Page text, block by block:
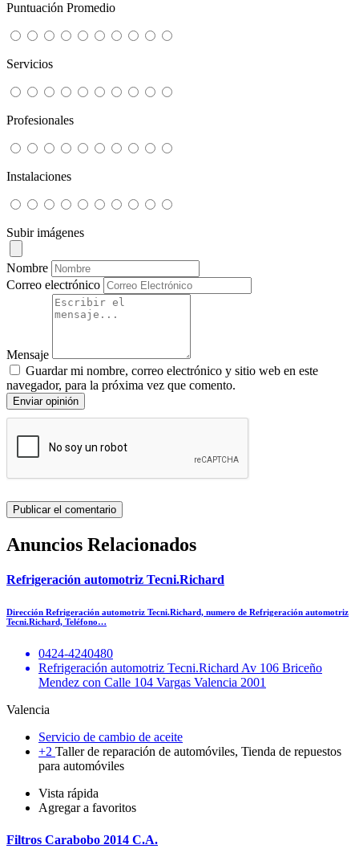
Puntuación Promedio
Servicios
Profesionales
Instalaciones
Subir imágenes
Nombre
Correo electrónico
Mensaje
Guardar mi nombre, correo electrónico y sitio web en este
navegador, para la próxima vez que comento.
Enviar opinión
Anuncios Relacionados
Refrigeración automotriz Tecni.Richard
Dirección Refrigeración automotriz Tecni.Richard, numero de Refrigeración automotriz
Tecni.Richard, Teléfono…
0424-4240480
Refrigeración automotriz Tecni.Richard Av 106 Briceño
Mendez con Calle 104 Vargas Valencia 2001
Valencia
Servicio de cambio de aceite
+2 Taller de reparación de automóviles, Tienda de repuestos
para automóviles
Vista rápida
Agregar a favoritos
Filtros Carabobo 2014 C.A.